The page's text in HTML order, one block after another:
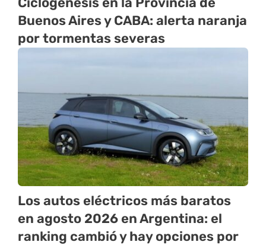
Buenos Aires y CABA: alerta naranja
por tormentas severas
Los autos eléctricos más baratos
en agosto 2026 en Argentina: el
ranking cambió y hay opciones por